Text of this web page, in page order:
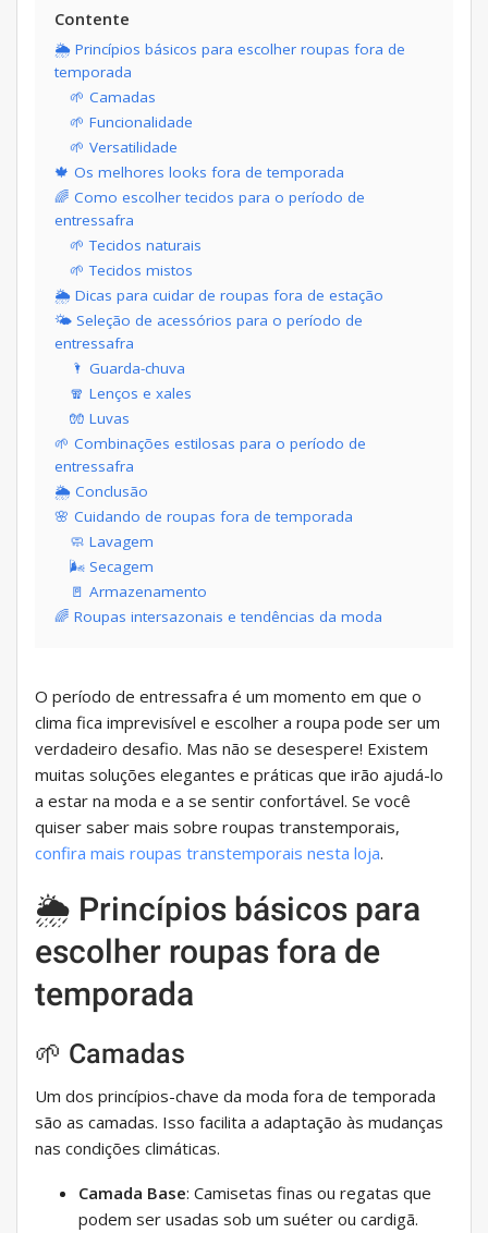
Contente
🌦 Princípios básicos para escolher roupas fora de
temporada
🌱 Camadas
🌱 Funcionalidade
🌱 Versatilidade
🍁 Os melhores looks fora de temporada
🌈 Como escolher tecidos para o período de
entressafra
🌱 Tecidos naturais
🌱 Tecidos mistos
🌦 Dicas para cuidar de roupas fora de estação
🌤 Seleção de acessórios para o período de
entressafra
🌂 Guarda-chuva
🧣 Lenços e xales
🧤 Luvas
🌱 Combinações estilosas para o período de
entressafra
🌦 Conclusão
🌸 Cuidando de roupas fora de temporada
🧼 Lavagem
🌬 Secagem
🚪 Armazenamento
🌈 Roupas intersazonais e tendências da moda
O período de entressafra é um momento em que o
clima fica imprevisível e escolher a roupa pode ser um
verdadeiro desafio. Mas não se desespere! Existem
muitas soluções elegantes e práticas que irão ajudá-lo
a estar na moda e a se sentir confortável. Se você
quiser saber mais sobre roupas transtemporais,
confira mais roupas transtemporais nesta loja.
🌦 Princípios básicos para
escolher roupas fora de
temporada
🌱 Camadas
Um dos princípios-chave da moda fora de temporada
são as camadas. Isso facilita a adaptação às mudanças
nas condições climáticas.
Camada Base: Camisetas finas ou regatas que
podem ser usadas sob um suéter ou cardigã.